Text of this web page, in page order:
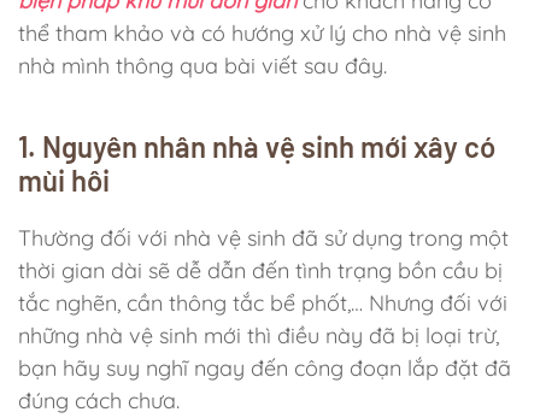
thể tham khảo và có hướng xử lý cho nhà vệ sinh
nhà mình thông qua bài viết sau đây.
1. Nguyên nhân nhà vệ sinh mới xây có
mùi hôi
Thường đối với nhà vệ sinh đã sử dụng trong một
thời gian dài sẽ dễ dẫn đến tình trạng bồn cầu bị
tắc nghẽn, cần thông tắc bể phốt,… Nhưng đối với
những nhà vệ sinh mới thì điều này đã bị loại trừ,
bạn hãy suy nghĩ ngay đến công đoạn lắp đặt đã
đúng cách chưa.